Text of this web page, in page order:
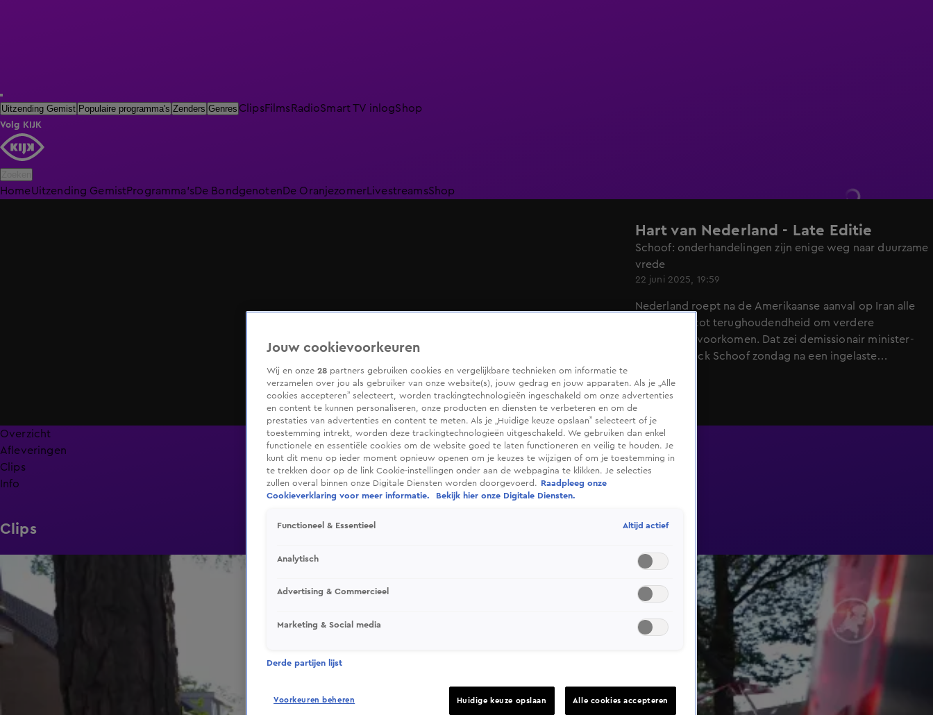
Uitzending Gemist Populaire programma's Zenders Genres ClipsFilmsRadioSmart TV inlogShop
Volg KIJK
HomeUitzending GemistProgramma'sDe BondgenotenDe Oranjezomer LivestreamsShop
Hart van Nederland - Late Editie
Schoof: onderhandelingen zijn enige weg naar duurzame
vrede
22 juni 2025, 19:59
Nederland roept na de Amerikaanse aanval op Iran alle
partijen op tot terughoudendheid om verdere
escalatie te voorkomen. Dat zei demissionair minister-
president Dick Schoof zondag na een ingelaste
ministerie van Justitie en Veiligheid.
Overzicht
Afleveringen
Clips
Info
Clips
Jouw cookievoorkeuren
Wij en onze 28 partners gebruiken cookies en vergelijkbare technieken om informatie te
verzamelen over jou als gebruiker van onze website(s), jouw gedrag en jouw apparaten. Als je „Alle
cookies accepteren” selecteert, worden trackingtechnologieën ingeschakeld om onze advertenties
en content te kunnen personaliseren, onze producten en diensten te verbeteren en om de
prestaties van advertenties en content te meten. Als je „Huidige keuze opslaan” selecteert of je
toestemming intrekt, worden deze trackingtechnologieën uitgeschakeld. We gebruiken dan enkel
functionele en essentiële cookies om de website goed te laten functioneren en veilig te houden. Je
kunt dit menu op ieder moment opnieuw openen om je keuzes te wijzigen of om je toestemming in
te trekken door op de link Cookie-instellingen onder aan de webpagina te klikken. Je selecties
zullen overal binnen onze Digitale Diensten worden doorgevoerd.
Raadpleeg onze
Cookieverklaring voor meer informatie.
Bekijk hier onze Digitale Diensten.
Functioneel & Essentieel Altijd actief
Analytisch
Advertising & Commercieel
Marketing & Social media
Derde partijen lijst
Voorkeuren beheren Huidige keuze opslaan Alle cookies accepteren